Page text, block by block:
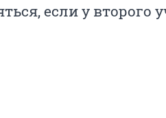
если у второго